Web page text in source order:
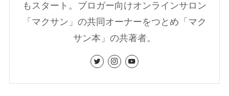
もスタート。ブロガー向けオンラインサロン
「マクサン」の共同オーナーをつとめ「マク
サン本」の共著者。